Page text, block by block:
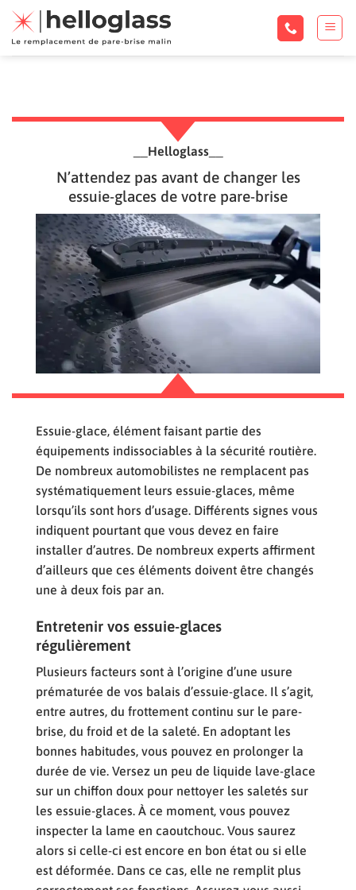
Passer
au
contenu
Helloglass__
N’attendez pas avant de changer les
essuie-glaces de votre pare-brise
Essuie-glace, élément faisant partie des
équipements indissociables à la sécurité routière.
De nombreux automobilistes ne remplacent pas
systématiquement leurs essuie-glaces, même
lorsqu’ils sont hors d’usage. Différents signes vous
indiquent pourtant que vous devez en faire
installer d’autres. De nombreux experts affirment
d’ailleurs que ces éléments doivent être changés
une à deux fois par an.
Entretenir vos essuie-glaces
régulièrement
Plusieurs facteurs sont à l’origine d’une usure
prématurée de vos balais d’essuie-glace. Il s’agit,
entre autres, du frottement continu sur le pare-
brise, du froid et de la saleté. En adoptant les
bonnes habitudes, vous pouvez en prolonger la
durée de vie. Versez un peu de liquide lave-glace
sur un chiffon doux pour nettoyer les saletés sur
les essuie-glaces. À ce moment, vous pouvez
inspecter la lame en caoutchouc. Vous saurez
alors si celle-ci est encore en bon état ou si elle
est déformée. Dans ce cas, elle ne remplit plus